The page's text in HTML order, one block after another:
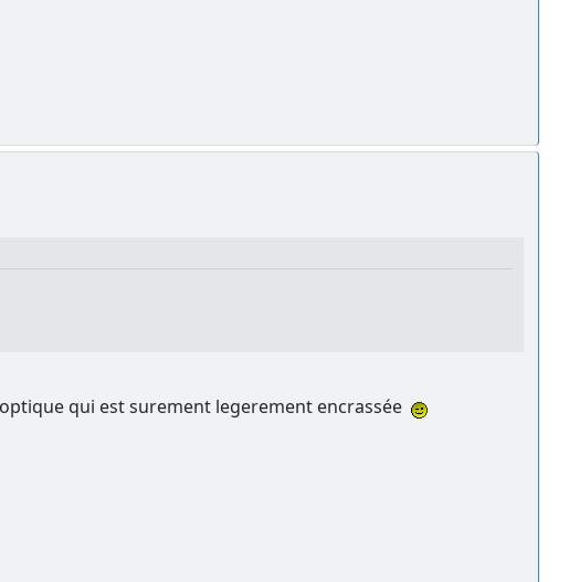
qui est surement legerement encrassée